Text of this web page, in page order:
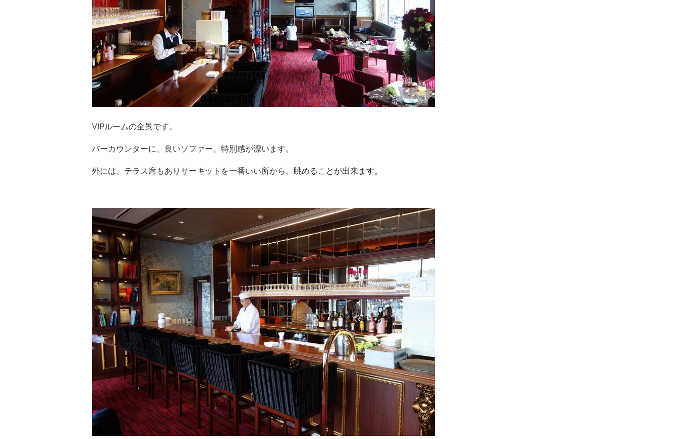
VIPルームの全景です。
バーカウンターに、良いソファー。特別感が漂います。
外には、テラス席もありサーキットを一番いい所から、眺めることが出来ます。